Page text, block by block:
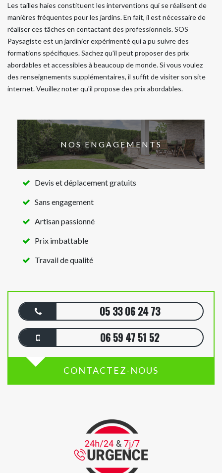
Les tailles haies constituent les interventions qui se réalisent de
manières fréquentes pour les jardins. En fait, il est nécessaire de
réaliser ces tâches en contactant des professionnels. SOS
Paysagiste est un jardinier expérimenté qui a pu suivre des
formations spécifiques. Sachez qu'il peut proposer des prix
abordables et accessibles à beaucoup de monde. Si vous voulez
des renseignements supplémentaires, il suffit de visiter son site
internet. Veuillez noter qu'il propose des prix abordables.
NOS ENGAGEMENTS
Devis et déplacement gratuits
Sans engagement
Artisan passionné
Prix imbattable
Travail de qualité
05 33 06 24 73
06 59 47 51 52
CONTACTEZ-NOUS